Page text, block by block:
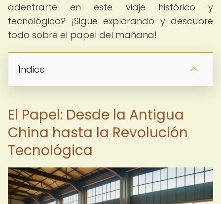
adentrarte en este viaje histórico y
tecnológico? ¡Sigue explorando y descubre
todo sobre el papel del mañana!
Índice
El Papel: Desde la Antigua
China hasta la Revolución
Tecnológica